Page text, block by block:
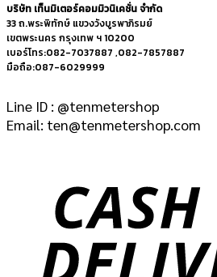
บริษัท เท็นมิเตอร์คอมมิวนิเคชั่น จำกัด
33 ถ.พระพิทักษ์ แขวงวังบูรพาภิรมย์
เขตพระนคร กรุงเทพ ฯ 10200
เบอร์โทร:082-7037887 ,082-7857887
มือถือ:087-6029999
Line ID : @tenmetershop
Email: ten@tenmetershop.com